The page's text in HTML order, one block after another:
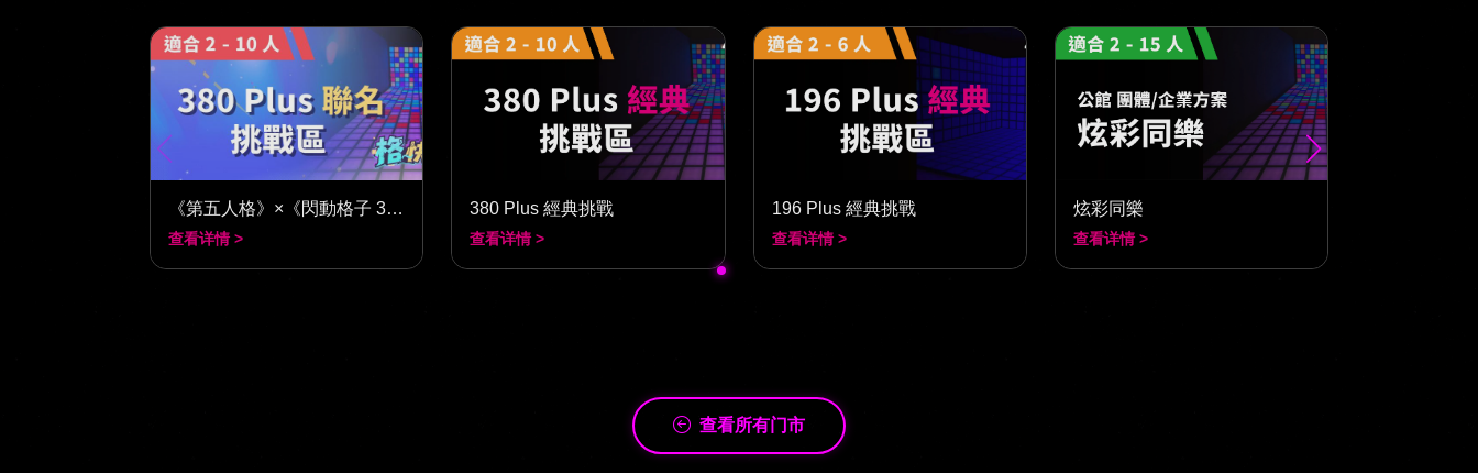
《第五人格》×《閃動格子 380》
查看详情 >
380 Plus 經典挑戰
查看详情 >
196 Plus 經典挑戰
查看详情 >
炫彩同樂
查看详情 >
查看所有门市